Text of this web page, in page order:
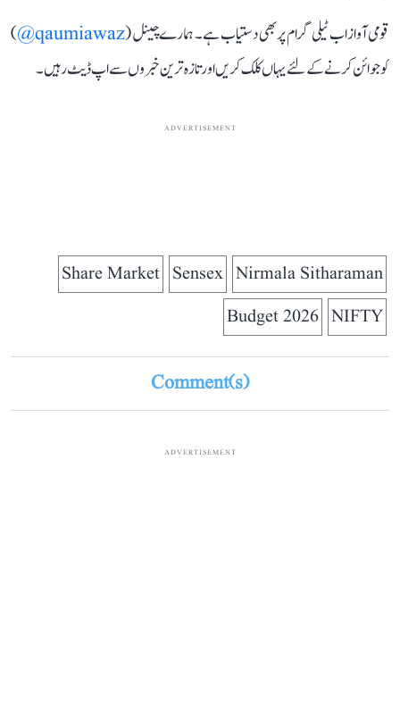
قومی آواز اب ٹیلی گرام پر بھی دستیاب ہے۔ ہمارے چینل (qaumiawaz@
)
کو جوائن کرنے کے لئے یہاں کلک کریں اور تازہ ترین خبروں سے اپ ڈیٹ رہیں۔
ADVERTISEMENT
Nirmala Sitharaman
Sensex
Share Market
NIFTY
Budget 2026
Comment(s)
ADVERTISEMENT